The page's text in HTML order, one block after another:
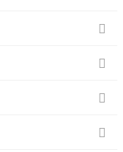



